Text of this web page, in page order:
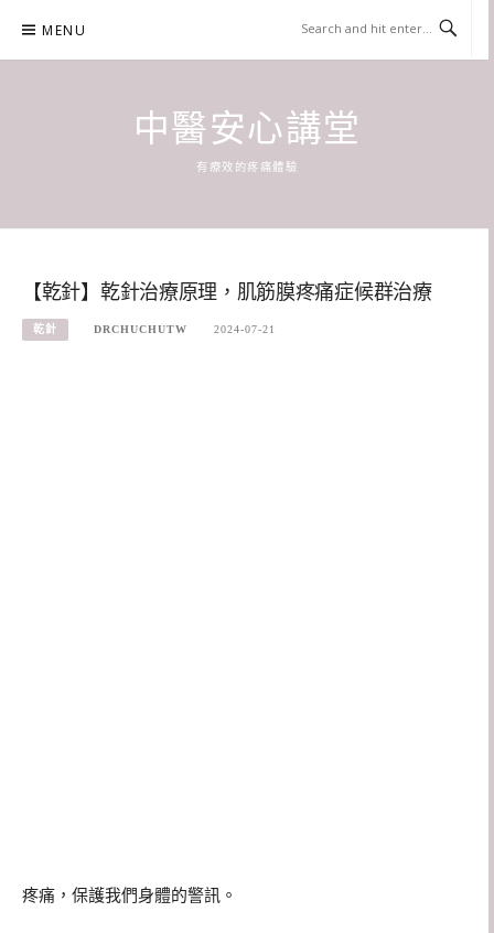
content
MENU
中醫安心講堂
有療效的疼痛體驗
【乾針】乾針治療原理，肌筋膜疼痛症候群治療
乾針 DRCHUCHUTW 2024-07-21
疼痛，保護我們身體的警訊。